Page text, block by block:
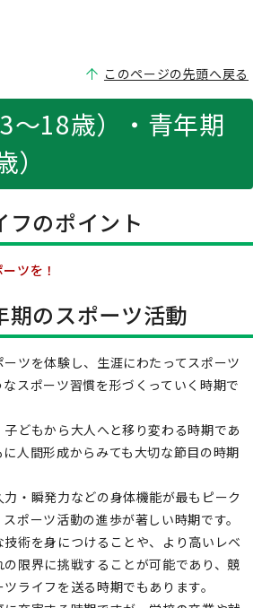
このページの先頭へ戻る
～18歳）・青年期
フのポイント
ツを！
期のスポーツ活動
ツを体験し、生涯にわたってスポーツ
スポーツ習慣を形づくっていく時期で
どもから大人へと移り変わる時期であ
人間形成からみても大切な節目の時期
・瞬発力などの身体機能が最もピーク
ポーツ活動の進歩が著しい時期です。
術を身につけることや、より高いレベ
限界に挑戦することが可能であり、競
ライフを送る時期でもあります。